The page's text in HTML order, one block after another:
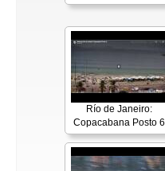
Río de Janeiro:
Copacabana Posto 6